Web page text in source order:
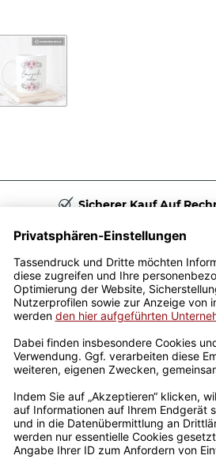
Sicherer Kauf Auf
- Bürozicke und
und Kolleginnen im
oder einfach nur so als
Kaffeebecher für den Arbeitsplatz.
mittels langlebigem
wodurch das Motiv auch mehrere
übersteht (nach BS EN 12875-4